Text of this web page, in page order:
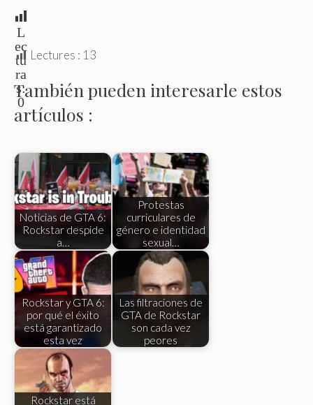
L
ec
tu
ra
s:
0
Lectures : 13
También pueden interesarle estos
artículos :
Noticias de GTA 6:
Rockstar despide
a…
Protestas
curriculares de
género e identidad
sexual…
Rockstar y GTA 6:
por qué el éxito
está garantizado
esta vez
Las filtraciones de
GTA de Rockstar
son cada vez
peores
Rockstar está